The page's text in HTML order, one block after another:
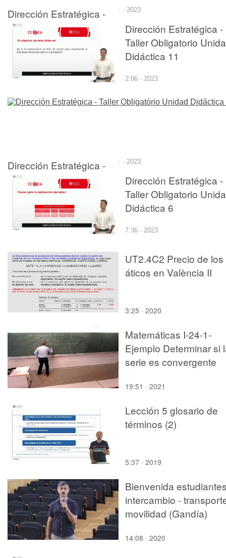
Dirección Estratégica -
Taller Obligatório Unidad
Didáctica 9
: · 2023
Dirección Estratégica -
Taller Obligatorio
Didáctica 11
2:06 · 2023
Dirección Estratégica -
Taller Obligatório Unidad
Didáctica 3
: · 2023
Dirección Estratégica -
Taller Obligatorio
Didáctica 6
7:36 · 2023
UT2.4C2 Precio de los
áticos en València II
3:25 · 2020
Matemáticas I-24-1-
Ejemplo Determinar si
serie es convergente
19:51 · 2021
Lección 5 glosario de
términos (2)
5:37 · 2019
Bienvenida
intercambio -
movilidad (Gandía)
14:08 · 2020